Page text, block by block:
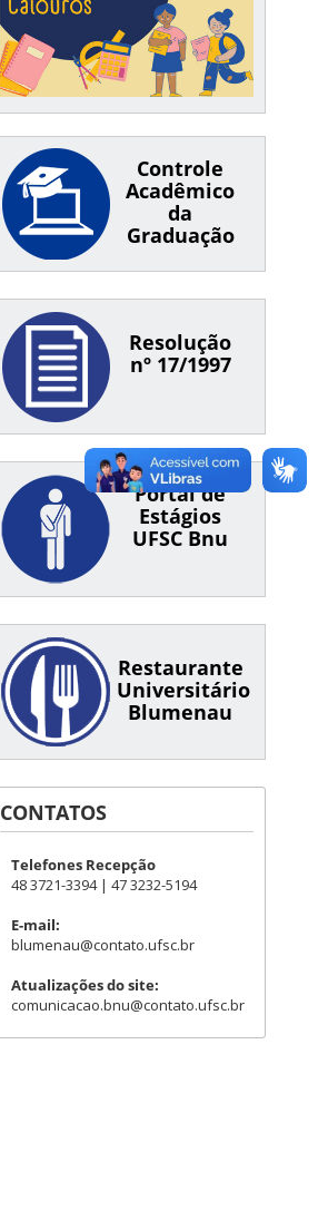
Controle
Acadêmico
da
Graduação
Resolução
nº 17/1997
Portal de
Estágios
UFSC Bnu
Restaurante
Universitário
Blumenau
CONTATOS
Telefones Recepção
48 3721-3394 | 47 3232-5194
E-mail:
blumenau@contato.ufsc.br
Atualizações do site:
comunicacao.bnu@contato.ufsc.br